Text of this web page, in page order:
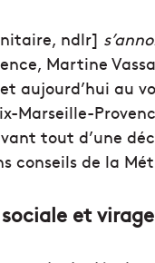
ndlr]
Martine
aujourd’hui au
Marseille-
tout d’une
conseils de la
et